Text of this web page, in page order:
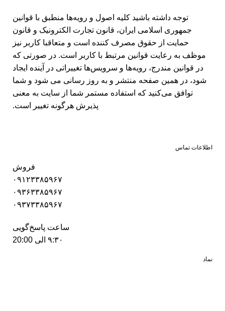
توجه داشته باشید کلیه اصول و رویه‏‌ها منطبق با قوانین
جمهوری اسلامی ایران، قانون تجارت الکترونیک و قانون
حمایت از حقوق مصرف کننده است و متعاقبا کاربر نیز
موظف به رعایت قوانین مرتبط با کاربر است. در صورتی که
در قوانین مندرج، رویه‏‌ها و سرویس‏‌ها تغییراتی در آینده ایجاد
شود، در همین صفحه منتشر و به روز رسانی می شود و شما
توافق می‏‌کنید که استفاده مستمر شما از سایت به معنی
پذیرش هرگونه تغییر است.
اطلاعات تماس
فروش
۰۹۱۲۳۳۸۵۹۶۷
۰۹۳۶۳۳۸۵۹۶۷
۰۹۳۷۳۳۸۵۹۶۷
ساعت پاسخ‌گویی
۹:۳۰ الی 20:00
نماد